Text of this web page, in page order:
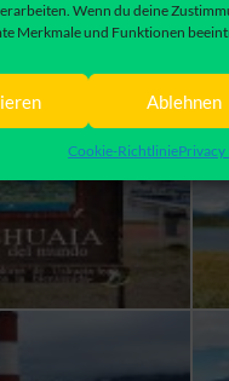
Wenn du deine
Merkmale und Funktionen
Ablehnen
Cookie-RichtliniePrivacy